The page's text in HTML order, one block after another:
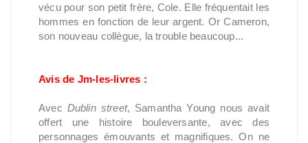
vécu pour son petit frère, Cole. Elle fréquentait les
hommes en fonction de leur argent. Or Cameron,
son nouveau collègue, la trouble beaucoup...
Avis de Jm-les-livres :
Avec Dublin street, Samantha Young nous avait
offert une histoire bouleversante, avec des
personnages émouvants et magnifiques. On ne